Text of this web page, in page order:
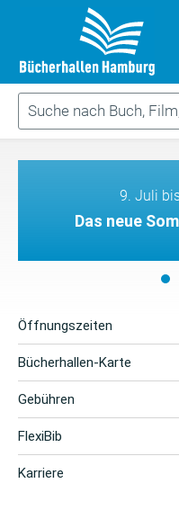
9. Juli
Das neue
Öffnungszeiten
Bücherhallen-Karte
Gebühren
FlexiBib
Karriere